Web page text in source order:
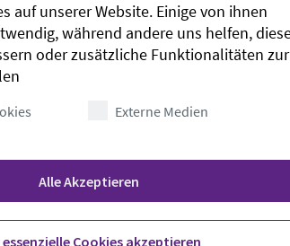
jetzt etwa zwei Millionen
durch die «Spaziergänge»
Die Beamten müssten
um etwa Pöbeleien oder
auf unserer Website. Einige von ihnen
während andere uns helfen,
oder zusätzliche Funktionalitäten zur
Externe Medien
Alle Akzeptieren
essenzielle Cookies akzeptieren